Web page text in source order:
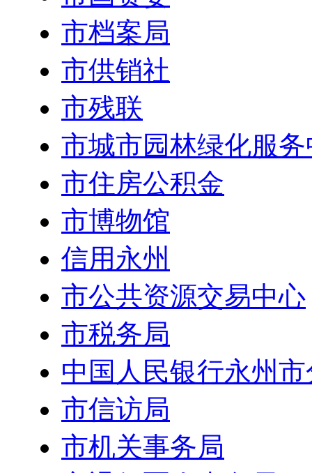
市档案局
市供销社
市残联
市城市园林绿化服
市住房公积金
市博物馆
信用永州
市公共资源交易中心
市税务局
中国人民银行永州
市信访局
市机关事务局